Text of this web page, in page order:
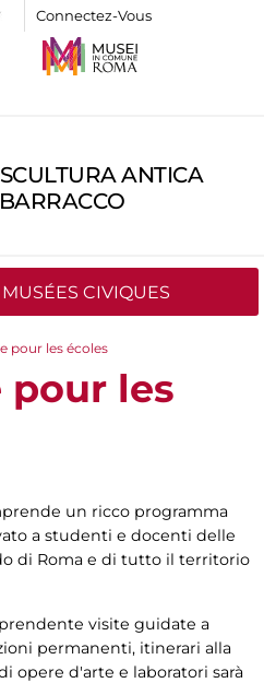
Connectez-Vous
ANTICA
CIVIQUES
pour les écoles
les
un ricco programma
a studenti e docenti delle
di Roma e di tutto il territorio
visite guidate a
permanenti, itinerari alla
opere d'arte e laboratori sarà